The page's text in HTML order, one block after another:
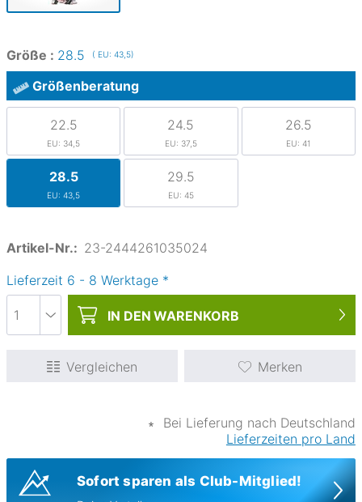
Größe : 28.5 ( EU: 43,5)
Größenberatung
22.5
EU: 34,5
24.5
EU: 37,5
26.5
EU: 41
28.5
EU: 43,5
29.5
EU: 45
Artikel-Nr.: 23-2444261035024
Lieferzeit 6 - 8 Werktage *
IN DEN WARENKORB
Vergleichen Merken
∗
Bei Lieferung nach Deutschland
Lieferzeiten pro Land
Sofort sparen als Club-Mitglied!